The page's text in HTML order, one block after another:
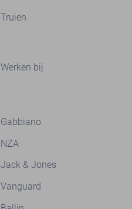
Truien
Werken bij
Gabbiano
NZA
Jack & Jones
Vanguard